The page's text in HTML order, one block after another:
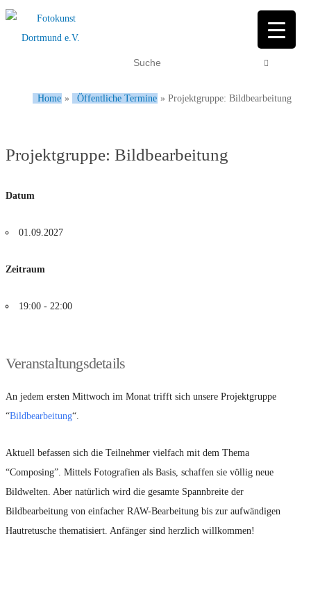
Home » Öffentliche Termine » Projektgruppe: Bildbearbeitung
Projektgruppe: Bildbearbeitung
Datum
01.09.2027
Zeitraum
19:00 - 22:00
Veranstaltungsdetails
An jedem ersten Mittwoch im Monat trifft sich unsere Projektgruppe
“Bildbearbeitung“.
Aktuell befassen sich die Teilnehmer vielfach mit dem Thema
“Composing”. Mittels Fotografien als Basis, schaffen sie völlig neue
Bildwelten. Aber natürlich wird die gesamte Spannbreite der
Bildbearbeitung von einfacher RAW-Bearbeitung bis zur aufwändigen
Hautretusche thematisiert. Anfänger sind herzlich willkommen!